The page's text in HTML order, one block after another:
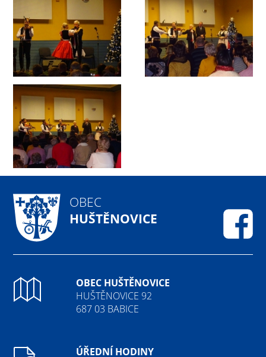
OBEC
HUŠTĚNOVICE
OBEC HUŠTĚNOVICE
HUŠTĚNOVICE 92
687 03 BABICE
ÚŘEDNÍ HODINY